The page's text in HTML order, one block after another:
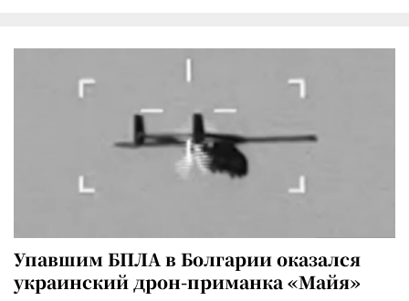
Упавшим БПЛА в Болгарии оказался
украинский дрон-приманка «Майя»